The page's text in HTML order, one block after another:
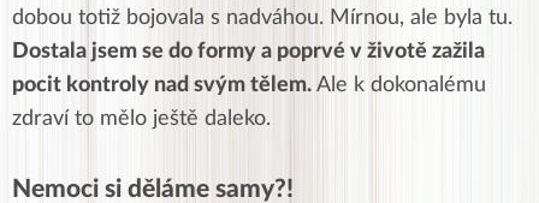
dobou totiž bojovala s nadváhou. Mírnou, ale byla tu.
Dostala jsem se do formy a poprvé v životě zažila
pocit kontroly nad svým tělem. Ale k dokonalému
zdraví to mělo ještě daleko.
Nemoci si děláme samy?!